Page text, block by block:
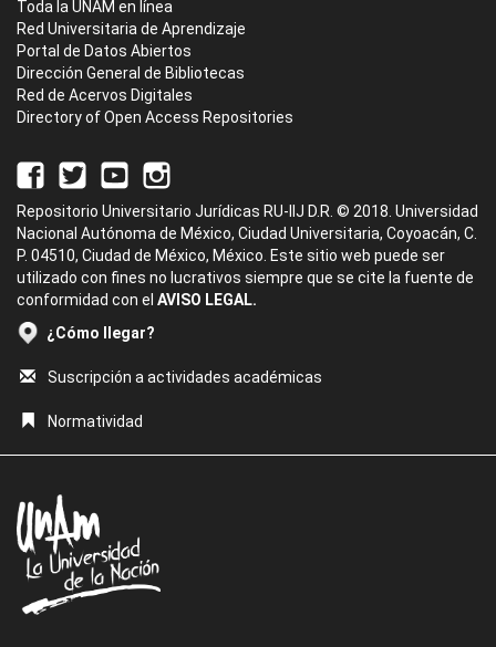
Toda la UNAM en línea
Red Universitaria de Aprendizaje
Portal de Datos Abiertos
Dirección General de Bibliotecas
Red de Acervos Digitales
Directory of Open Access Repositories
Repositorio Universitario Jurídicas RU-IIJ D.R. © 2018. Universidad
Nacional Autónoma de México, Ciudad Universitaria, Coyoacán, C.
P. 04510, Ciudad de México, México. Este sitio web puede ser
utilizado con fines no lucrativos siempre que se cite la fuente de
conformidad con el AVISO LEGAL.
¿Cómo llegar?
Suscripción a actividades académicas
Normatividad